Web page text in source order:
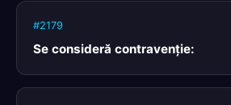
#2179
Se consideră contravenţie: